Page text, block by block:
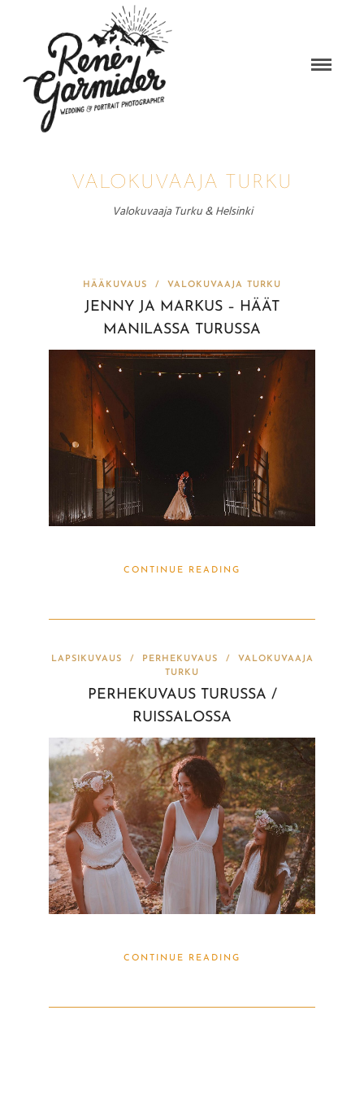
VALOKUVAAJA TURKU
Valokuvaaja Turku & Helsinki
HÄÄKUVAUS / VALOKUVAAJA TURKU
JENNY JA MARKUS – HÄÄT
MANILASSA TURUSSA
CONTINUE READING
LAPSIKUVAUS / PERHEKUVAUS /
VALOKUVAAJA
TURKU
PERHEKUVAUS TURUSSA /
RUISSALOSSA
CONTINUE READING